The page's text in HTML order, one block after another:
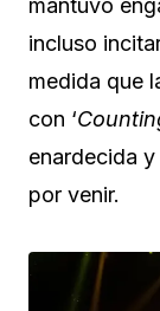
incluso
medida que
con ‘
enardecida
por venir.